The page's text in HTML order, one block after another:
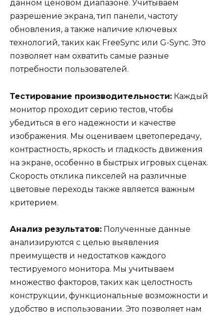
данном ценовом диапазоне. Учитываем
разрешение экрана, тип панели, частоту
обновления, а также наличие ключевых
технологий, таких как FreeSync или G-Sync. Это
позволяет нам охватить самые разные
потребности пользователей.
Тестирование производительности: Каждый
монитор проходит серию тестов, чтобы
убедиться в его надежности и качестве
изображения. Мы оцениваем цветопередачу,
контрастность, яркость и гладкость движения
на экране, особенно в быстрых игровых сценах.
Скорость отклика пикселей на различные
цветовые переходы также является важным
критерием.
Анализ результатов: Полученные данные
анализируются с целью выявления
преимуществ и недостатков каждого
тестируемого монитора. Мы учитываем
множество факторов, таких как целостность
конструкции, функциональные возможности и
удобство в использовании. Это позволяет нам